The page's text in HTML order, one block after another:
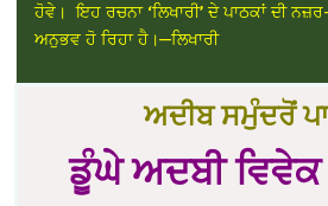
ਹੋਵੇ। ਇਹ ਰਚਨਾ ‘ਲਿਖਾਰੀ’ ਦੇ ਪਾਠਕਾਂ ਦੀ
ਅਨੁਭਵ ਹੋ ਰਿਹਾ ਹੈ।—ਲਿਖਾਰੀ
ਅਦੀਬ ਸਮੁੰਦਰੋਂ
ਡੂੰਘੇ ਅਦਬੀ ਵਿਵੇਕ